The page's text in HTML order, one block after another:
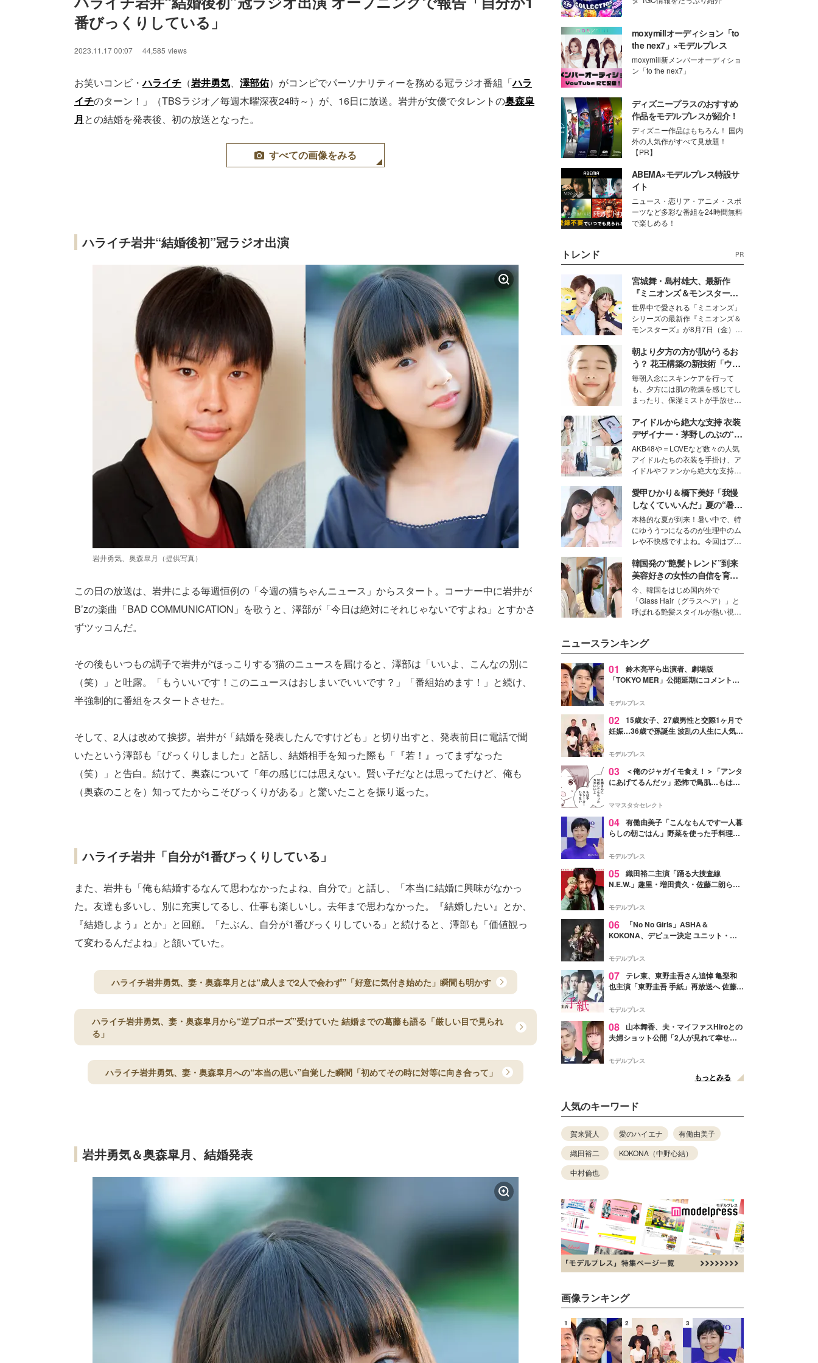
番びっくりしている」
2023.11.17 00:07 44,585 views
お笑いコンビ・ハライチ （岩井勇気、 澤部佑）がコンビでパーソナリティーを務める冠ラジオ番組「ハラ
イチのターン！」（TBSラジオ／毎週木曜深夜24時～）が、16日に放送。岩井が女優でタレントの奥森皐
月との結婚を発表後、初の放送となった。
すべての画像をみる
ハライチ岩井“結婚後初”冠ラジオ出演
岩井勇気、奥森皐月（提供写真）
この日の放送は、岩井による毎週恒例の「今週の猫ちゃんニュース」からスタート。コーナー中に岩井が
B’zの楽曲「BAD COMMUNICATION」を歌うと、澤部が「今日は絶対にそれじゃないですよね」とすかさ
ずツッコんだ。
その後もいつもの調子で岩井が“ほっこりする”猫のニュースを届けると、澤部は「いいよ、こんなの別に
（笑）」と吐露。「もういいです！このニュースはおしまいでいいです？」「番組始めます！」と続け、
半強制的に番組をスタートさせた。
そして、2人は改めて挨拶。岩井が「結婚を発表したんですけども」と切り出すと、発表前日に電話で聞
いたという澤部も「びっくりしました」と話し、結婚相手を知った際も「『若！』ってまずなった
（笑）」と告白。続けて、奥森について「年の感じには思えない。賢い子だなとは思ってたけど、俺も
（奥森のことを）知ってたからこそびっくりがある」と驚いたことを振り返った。
ハライチ岩井「自分が1番びっくりしている」
また、岩井も「俺も結婚するなんて思わなかったよね、自分で」と話し、「本当に結婚に興味がなかっ
た。友達も多いし、別に充実してるし、仕事も楽しいし。去年まで思わなかった。『結婚したい』とか、
『結婚しよう』とか」と回顧。「たぶん、自分が1番びっくりしている」と続けると、澤部も「価値観っ
て変わるんだよね」と頷いていた。
ハライチ岩井勇気、妻・奥森皐月とは“成人まで2人で会わず”「好意に気付き始めた」瞬間も明かす
ハライチ岩井勇気、妻・奥森皐月から“逆プロポーズ”受けていた 結婚までの葛藤も語る「厳しい目で見られ
る」
ハライチ岩井勇気、妻・奥森皐月への“本当の思い”自覚した瞬間「初めてその時に対等に向き合って」
岩井勇気＆奥森皐月、結婚発表
moxymillオーディション「to
the nex7」×モデルプレス
moxymill新メンバーオーディショ
ン「to the nex7」
ディズニープラスのおすすめ
作品をモデルプレスが紹介！
ディズニー作品はもちろん！ 国内
外の人気作がすべて見放題！
【PR】
ABEMA×モデルプレス特設サ
イト
ニュース・恋リア・アニメ・スポ
ーツなど多彩な番組を24時間無料
で楽しめる！
トレンド PR
宮城舞・島村雄大、最新作
『ミニオンズ＆モンスター
ズ』の魅力熱弁 ハチャメチャ
だけじゃない“友情と絆”に感
動
世界中で愛される「ミニオンズ」
シリーズの最新作『ミニオンズ＆
モンスターズ』が8月7日（金）に
ニオン好き”という共通点を持つモ
デルの宮城舞と島村雄大の特別対
談をお届け！それぞれの視点か
ら、今作ならではの魅力や予想外
の感動をもたらす奥深いストーリ
ーについて熱く語り合ってもらっ
た。
朝より夕方の方が肌がうるお
う？ 花王構築の新技術「ウォ
ーターキャプチャリングスキ
ン（捕水肌）」がスキンケア
の常識を変える予感
毎朝入念にスキンケアを行って
も、夕方には肌の乾燥を感じてし
まったり、保湿ミストが手放せな
な美容の常識を大きく変える可能
性を秘めた、革新的な「Water
Capturing Skin（ウォーターキャ
プチャリングスキン：捕水肌）」
技術を、花王が構築した。
アイドルから絶大な支持 衣装
デザイナー・茅野しのぶの“可
愛い”を作る美学＜「シチズン
クロスシー」インタビュー＞
AKB48や＝LOVEなど数々の人気
アイドルたちの衣装を手掛け、ア
イドルやファンから絶大な支持を
取締役兼クリエイティブディレク
ター・茅野しのぶ。一人ひとりの
個性に寄り添い、魅力を引き出す
衣装作りは、多くの女性たちに勇
気と自信を与え続けている。
愛甲ひかり＆橋下美好「我慢
しなくていいんだ」夏の“暑さ
対策”の新しい選択肢とは？
本格的な夏が到来！暑い中で、特
にゆううつになるのが生理中のム
レや不快感ですよね。今回はプラ
モデル・愛甲ひかりさんと橋下美
好さんを迎えて本音で女子会トー
ク。猛暑のお出かけを快適に過ご
すヒントや、2人が感動した夏の
生理の新常識にも迫りました。
韓国発の“艶髪トレンド”到来
美容好きの女性の自信を育む
「ヘアケア事情」って？
今、韓国をはじめ国内外で
「Glass Hair（グラスヘア）」と
呼ばれる艶髪スタイルが熱い視線
して、“髪そのものの美しさ”に改
めて注目する人が増えている様
子。今回は、そんな憧れの艶やか
な髪を日常で叶える、美容好きの
ます。
ニュースランキング
01
鈴木亮平ら出演者、劇場版
「TOKYO MER」公開延期にコメント
最大の敬意とエールを」
モデルプレス
02 15歳女子、27歳男性と交際1ヶ月で
妊娠…36歳で孫誕生 波乱の人生に人気タ
よ！」
モデルプレス
03
＜俺のジャガイモ食え！＞「アンタ
にあげてるんだッ」恐怖で鳥肌…もはや
ママスタ☆セレクト
04 有働由美子「こんなもんです一人暮
らしの朝ごはん」野菜を使った手料理公
そう」と反響
モデルプレス
05 織田裕二主演「踊る大捜査線
N.E.W.」趣里・増田貴久・佐藤二朗ら新
徴する“謎のキーワード”も
モデルプレス
06
「No No Girls」ASHA＆
KOKONA、デビュー決定 ユニット・
リリースへ
モデルプレス
07 テレ東、東野圭吾さん追悼 亀梨和
也主演「東野圭吾 手紙」再放送へ 佐藤隆
モデルプレス
08
山本舞香、夫・マイファスHiroとの
夫婦ショット公開「2人が見れて幸せ」
モデルプレス
もっとみる
人気のキーワード
賀来賢人 愛のハイエナ
有働由美子
織田裕二
KOKONA（中野心結）
中村倫也
画像ランキング
1 2 3